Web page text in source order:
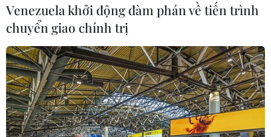
Venezuela khởi động đàm phán về tiến trình
chuyển giao chính trị